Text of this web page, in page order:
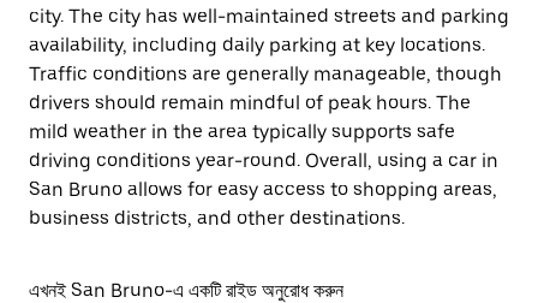
city. The city has well-maintained streets and parking
availability, including daily parking at key locations.
Traffic conditions are generally manageable, though
drivers should remain mindful of peak hours. The
mild weather in the area typically supports safe
driving conditions year-round. Overall, using a car in
San Bruno allows for easy access to shopping areas,
business districts, and other destinations.
এখনই San Bruno-এ একটি রাইড অনুরোধ করুন